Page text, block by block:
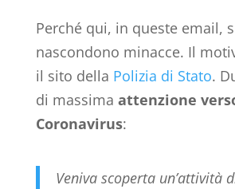
Perché qui, in queste email,
nascondono minacce. Il
il sito della Polizia di Stato.
di massima attenzione
Coronavirus:
Veniva scoperta un’attività